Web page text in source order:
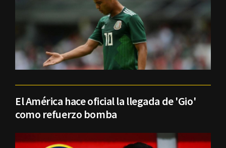
El América hace oficial la llegada de 'Gio'
como refuerzo bomba